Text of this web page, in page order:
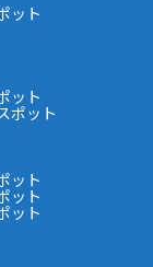
ット
ット
ポット
ット
ット
ット